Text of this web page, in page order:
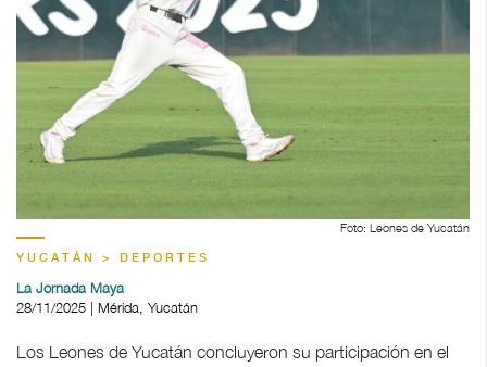
Foto: Leones de Yucatán
YUCATÁN > DEPORTES
La Jornada Maya
28/11/2025 | Mérida, Yucatán
Los Leones de Yucatán concluyeron su participación en el